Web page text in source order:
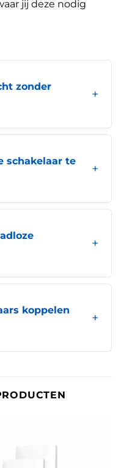
jij deze nodig
zonder
schakelaar te
koppelen